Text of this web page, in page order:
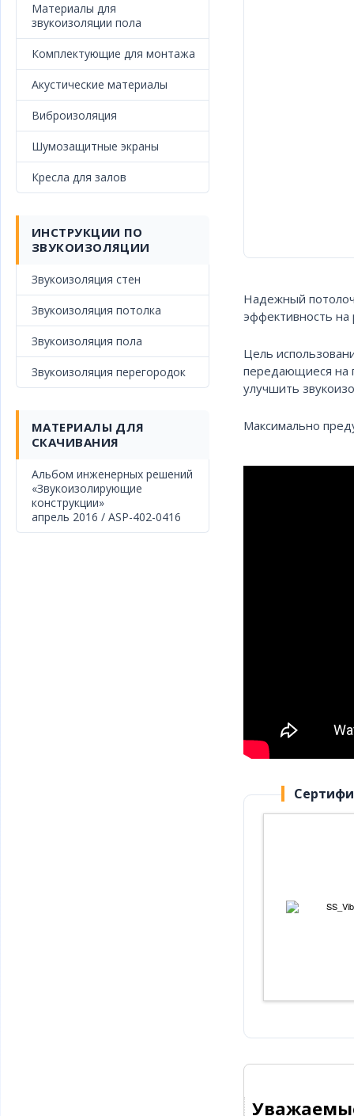
Материалы для
звукоизоляции пола
Комплектующие для монтажа
Акустические материалы
Виброизоляция
Шумозащитные экраны
Кресла для залов
ИНСТРУКЦИИ ПО
ЗВУКОИЗОЛЯЦИИ
Звукоизоляция стен
Звукоизоляция потолка
Звукоизоляция пола
Звукоизоляция перегородок
МАТЕРИАЛЫ ДЛЯ
СКАЧИВАНИЯ
Альбом инженерных решений
«Звукоизолирующие
конструкции»
апрель 2016 / ASP-402-0416
Надежный
эффективность на
Цель
передающиеся на
улучшить
Максимально